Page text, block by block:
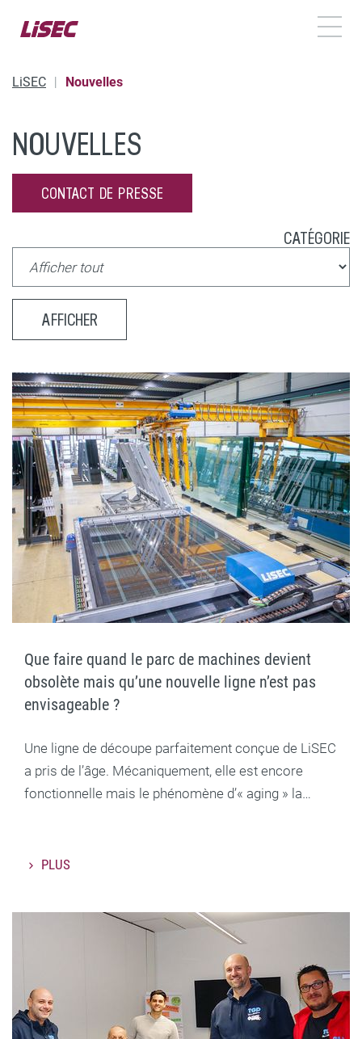
LiSEC Nouvelles
NOUVELLES
CONTACT DE PRESSE
CATÉGORIE
AFFICHER
Que faire quand le parc de machines devient
obsolète mais qu’une nouvelle ligne n’est pas
envisageable ?
Une ligne de découpe parfaitement conçue de LiSEC
a pris de l’âge. Mécaniquement, elle est encore
fonctionnelle mais le phénomène d’« aging » la…
PLUS